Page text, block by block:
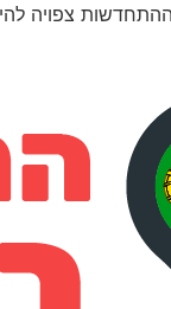
צפויה